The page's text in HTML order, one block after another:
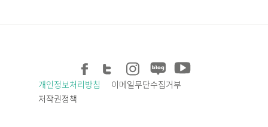
개인정보처리방침
이메일무단수집거부
저작권정책